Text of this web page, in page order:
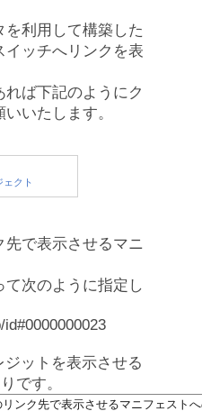
利用して構築した
ッチへリンクを表
ば下記のようにク
いたします。
で表示させるマニ
次のように指定し
ットを表示させる
です。